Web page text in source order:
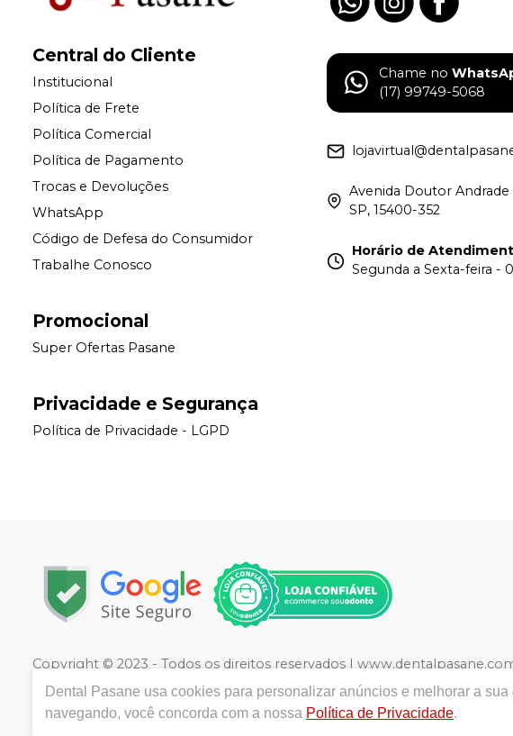
Central do Cliente
Institucional
Política de Frete
Política Comercial
Política de Pagamento
Trocas e Devoluções
WhatsApp
Código de Defesa do Consumidor
Trabalhe Conosco
Promocional
Super Ofertas Pasane
Privacidade e Segurança
Política de Privacidade - LGPD
Chame no
(17) 99749-5068
Avenida Doutor Andrade
SP, 15400-352
Horário de
Segunda a Sexta-feira -
Copyright © 2023 - Todos os direitos reservados |
1221
- Jardim Rodrigues, Olímpia - SP - CEP 15400-352 | Autorizações
Sciasci CRF/SP 41333 | Política de Privacidade e Segurança - Fotos
divergência de preços no site, o valor válido é o do Carrinho de
Dental Pasane usa cookies para personalizar anúncios e melhorar a
navegando, você concorda com a nossa Política de Privacidade.